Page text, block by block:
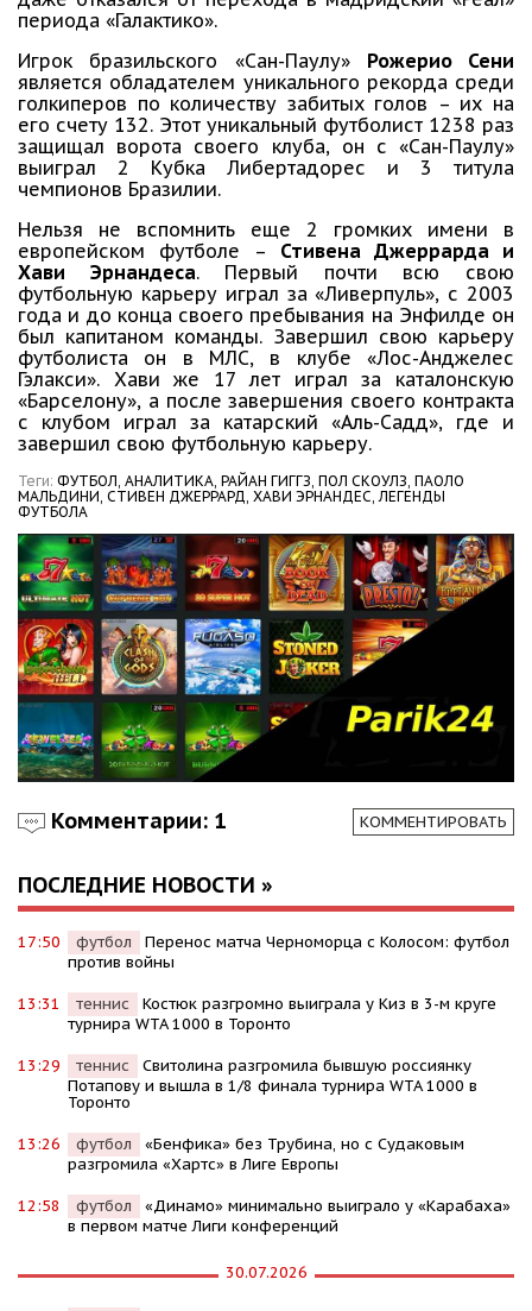
периода «Галактико».
Игрок бразильского «Сан-Паулу» Рожерио Сени
является обладателем уникального рекорда среди
голкиперов по количеству забитых голов – их на
его счету 132. Этот уникальный футболист 1238 раз
защищал ворота своего клуба, он с «Сан-Паулу»
выиграл 2 Кубка Либертадорес и 3 титула
чемпионов Бразилии.
Нельзя не вспомнить еще 2 громких имени в
европейском футболе – Стивена Джеррарда и
Хави Эрнандеса. Первый почти всю свою
футбольную карьеру играл за «Ливерпуль», с 2003
года и до конца своего пребывания на Энфилде он
был капитаном команды. Завершил свою карьеру
футболиста он в МЛС, в клубе «Лос-Анджелес
Гэлакси». Хави же 17 лет играл за каталонскую
«Барселону», а после завершения своего контракта
с клубом играл за катарский «Аль-Садд», где и
завершил свою футбольную карьеру.
Теги: ФУТБОЛ, АНАЛИТИКА, РАЙАН ГИГГЗ, ПОЛ СКОУЛЗ, ПАОЛО
МАЛЬДИНИ, СТИВЕН ДЖЕРРАРД, ХАВИ ЭРНАНДЕС, ЛЕГЕНДЫ
ФУТБОЛА
Комментарии: 1 КОММЕНТИРОВАТЬ
ПОСЛЕДНИЕ НОВОСТИ »
17:50 футбол
Перенос матча Черноморца с Колосом: футбол
против войны
13:31 теннис
Костюк разгромно выиграла у Киз в 3-м круге
турнира WTA 1000 в Торонто
13:29 теннис
Свитолина разгромила бывшую россиянку
Потапову и вышла в 1/8 финала турнира WTA 1000 в
Торонто
13:26 футбол
«Бенфика» без Трубина, но с Судаковым
разгромила «Хартс» в Лиге Европы
12:58 футбол
«Динамо» минимально выиграло у «Карабаха»
в первом матче Лиги конференций
30.07.2026